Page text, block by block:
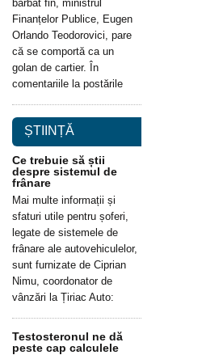
bărbat fin, ministrul
Finanțelor Publice, Eugen
Orlando Teodorovici, pare
că se comportă ca un
golan de cartier. În
comentariile la postările
ȘTIINȚĂ
Ce trebuie să știi
despre sistemul de
frânare
Mai multe informații și
sfaturi utile pentru șoferi,
legate de sistemele de
frânare ale autovehiculelor,
sunt furnizate de Ciprian
Nimu, coordonator de
vânzări la Țiriac Auto:
Testosteronul ne dă
peste cap calculele